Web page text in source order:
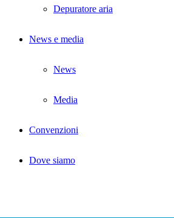
Depuratore aria
News e media
News
Media
Convenzioni
Dove siamo